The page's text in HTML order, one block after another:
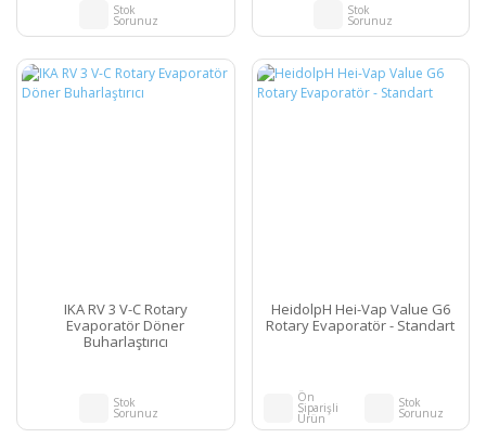
Stok
Sorunuz
Stok
Sorunuz
IKA RV 3 V-C Rotary
Evaporatör Döner
Buharlaştırıcı
Stok
Sorunuz
HeidolpH Hei-Vap Value G6
Rotary Evaporatör - Standart
Ön
Siparişli
Ürün
Stok
Sorunuz